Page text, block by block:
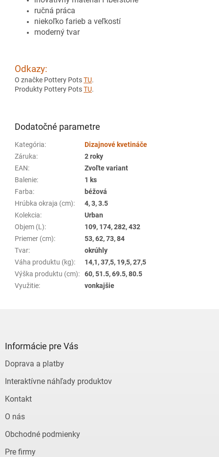
ručná práca
niekoľko farieb a veľkostí
moderný tvar
Odkazy:
O značke Pottery PotsTU.
Produkty Pottery PotsTU.
Dodatočné parametre
Kategória:
Dizajnové kvetináče
Záruka:
2 roky
EAN:
Zvoľte variant
Balenie:
1 ks
Farba:
béžová
Hrúbka okraja (cm):
4, 3, 3.5
Kolekcia:
Urban
Objem (L):
109, 174, 282, 432
Priemer (cm):
53, 62, 73, 84
Tvar:
okrúhly
Váha produktu (kg):
14,1, 37,5, 19,5, 27,5
Výška produktu (cm):
60, 51.5, 69.5, 80.5
Využitie: vonkajšie
Informácie pre Vás
Doprava a platby
Interaktívne náhľady produktov
Kontakt
O nás
Obchodné podmienky
Pre firmy